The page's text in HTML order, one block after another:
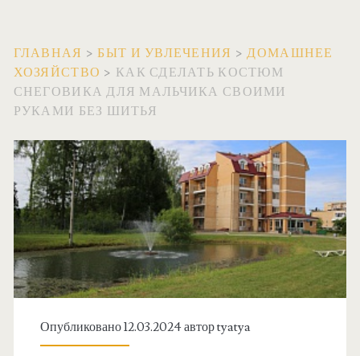
ГЛАВНАЯ >БЫТ И УВЛЕЧЕНИЯ >ДОМАШНЕЕ
ХОЗЯЙСТВО > КАК СДЕЛАТЬ КОСТЮМ
СНЕГОВИКА ДЛЯ МАЛЬЧИКА СВОИМИ
РУКАМИ БЕЗ ШИТЬЯ
Опубликовано 12.03.2024 авторtyatya